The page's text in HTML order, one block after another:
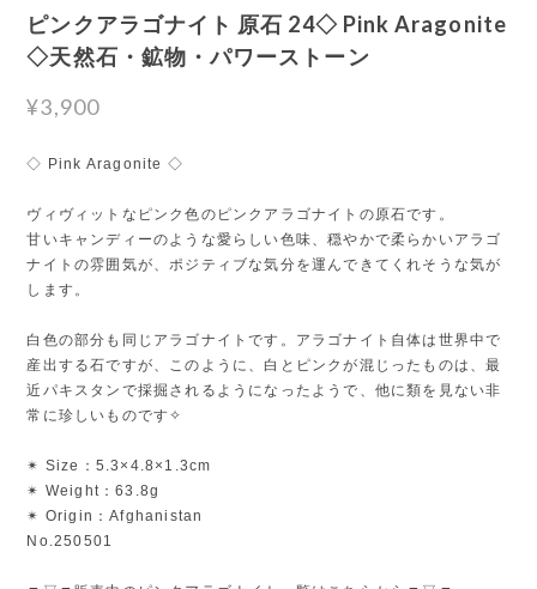
ピンクアラゴナイト 原石 24◇ Pink Aragonite
◇天然石・鉱物・パワーストーン
¥3,900
◇ Pink Aragonite ◇
ヴィヴィットなピンク色のピンクアラゴナイトの原石です。
甘いキャンディーのような愛らしい色味、穏やかで柔らかいアラゴ
ナイトの雰囲気が、ポジティブな気分を運んできてくれそうな気が
します。
白色の部分も同じアラゴナイトです。アラゴナイト自体は世界中で
産出する石ですが、このように、白とピンクが混じったものは、最
近パキスタンで採掘されるようになったようで、他に類を見ない非
常に珍しいものです✧
✴︎ Size：5.3×4.8×1.3cm
✴︎ Weight：63.8g
✴︎ Origin：Afghanistan
No.250501